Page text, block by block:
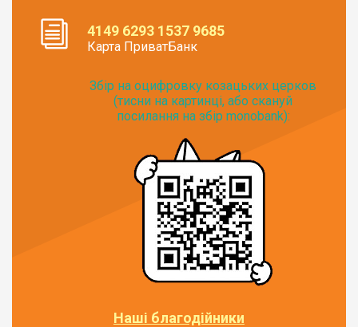
4149 6293 1537 9685
Карта ПриватБанк
Збір на оцифровку козацьких церков
(тисни на картинці, або скануй
посилання на збір monobank):
Наші благодійники